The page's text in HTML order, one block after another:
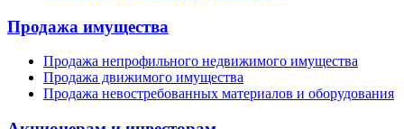
Продажа имущества
Продажа непрофильного недвижимого имущества
Продажа движимого имущества
Продажа невостребованных материалов и оборудования